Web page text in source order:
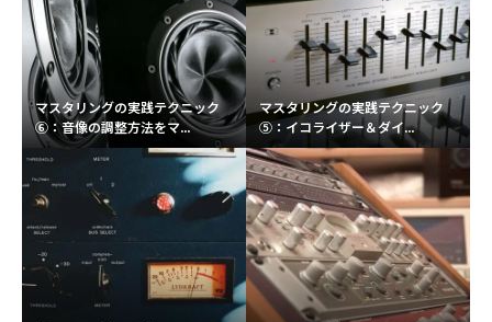
マスタリングの実践テクニック
⑥：音像の調整方法をマ...
マスタリングの実践テクニック
⑤：イコライザー＆ダイ...